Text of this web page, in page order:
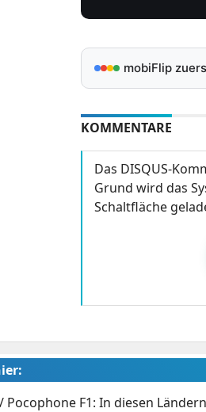
mobiFlip
KOMMENTARE
Das DISQUS-
Grund wird das
Schaltfläche
/ Pocophone F1: In diesen